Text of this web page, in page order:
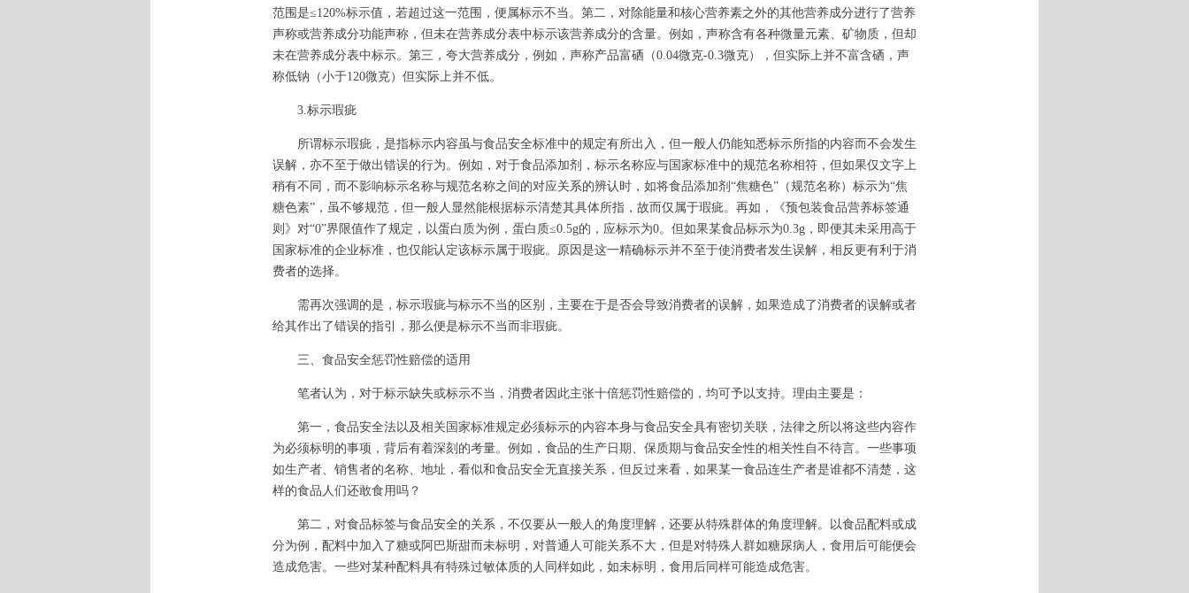
范围是≤120%标示值，若超过这一范围，便属标示不当。第二，对除能量和核心营养素之外的其他营养成分进行了营养
声称或营养成分功能声称，但未在营养成分表中标示该营养成分的含量。例如，声称含有各种微量元素、矿物质，但却
未在营养成分表中标示。第三，夸大营养成分，例如，声称产品富硒（0.04微克-0.3微克），但实际上并不富含硒，声
称低钠（小于120微克）但实际上并不低。
3.标示瑕疵
所谓标示瑕疵，是指标示内容虽与食品安全标准中的规定有所出入，但一般人仍能知悉标示所指的内容而不会发生
误解，亦不至于做出错误的行为。例如，对于食品添加剂，标示名称应与国家标准中的规范名称相符，但如果仅文字上
稍有不同，而不影响标示名称与规范名称之间的对应关系的辨认时，如将食品添加剂“焦糖色”（规范名称）标示为“焦
糖色素”，虽不够规范，但一般人显然能根据标示清楚其具体所指，故而仅属于瑕疵。再如，《预包装食品营养标签通
则》对“0”界限值作了规定，以蛋白质为例，蛋白质≤0.5g的，应标示为0。但如果某食品标示为0.3g，即便其未采用高于
国家标准的企业标准，也仅能认定该标示属于瑕疵。原因是这一精确标示并不至于使消费者发生误解，相反更有利于消
费者的选择。
需再次强调的是，标示瑕疵与标示不当的区别，主要在于是否会导致消费者的误解，如果造成了消费者的误解或者
给其作出了错误的指引，那么便是标示不当而非瑕疵。
三、食品安全惩罚性赔偿的适用
笔者认为，对于标示缺失或标示不当，消费者因此主张十倍惩罚性赔偿的，均可予以支持。理由主要是：
第一，食品安全法以及相关国家标准规定必须标示的内容本身与食品安全具有密切关联，法律之所以将这些内容作
为必须标明的事项，背后有着深刻的考量。例如，食品的生产日期、保质期与食品安全性的相关性自不待言。一些事项
如生产者、销售者的名称、地址，看似和食品安全无直接关系，但反过来看，如果某一食品连生产者是谁都不清楚，这
样的食品人们还敢食用吗？
第二，对食品标签与食品安全的关系，不仅要从一般人的角度理解，还要从特殊群体的角度理解。以食品配料或成
分为例，配料中加入了糖或阿巴斯甜而未标明，对普通人可能关系不大，但是对特殊人群如糖尿病人，食用后可能便会
造成危害。一些对某种配料具有特殊过敏体质的人同样如此，如未标明，食用后同样可能造成危害。